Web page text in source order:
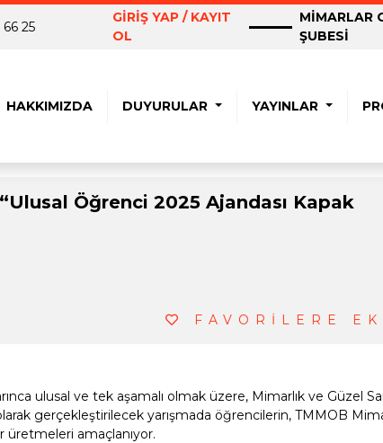
25
GİRİŞ YAP / KAYIT
OL
MİMARLAR
ŞUBESİ
HAKKIMIZDA DUYURULAR YAYINLAR
Öğrenci 2025 Ajandası Kapak
FAVORİLERE
ulusal ve tek aşamalı olmak üzere, Mimarlık ve Güzel
gerçekleştirilecek yarışmada öğrencilerin, TMMOB
üretmeleri amaçlanıyor.